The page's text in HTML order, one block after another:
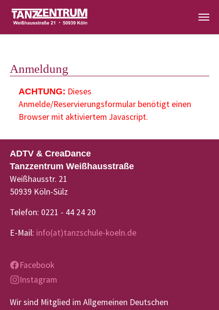
Anmeldung
ACHTUNG: Dieses
Anmelde/Reservierungsformular benötigt einen
Browser mit aktiviertem Javascript.
ADTV & CreaDance
Tanzzentrum Weißhausstraße
Weißhausstr. 21
50939 Köln-Sülz
Telefon: 0221 - 44 24 20
E-Mail: info(at)tanzschule-koeln.de
Facebook
Instagram
Wir sind Mitglied im Allgemeinen Deutschen